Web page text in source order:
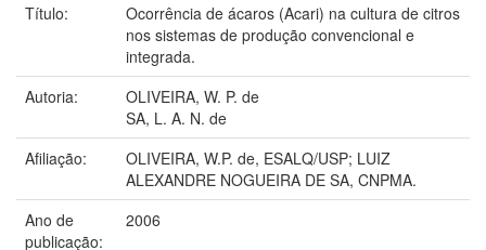
Título:
Ocorrência de ácaros (Acari) na cultura de citros
nos sistemas de produção convencional e
integrada.
Autoria:
OLIVEIRA, W. P. de
SA, L. A. N. de
Afiliação:
OLIVEIRA, W.P. de, ESALQ/USP; LUIZ
ALEXANDRE NOGUEIRA DE SA, CNPMA.
Ano de
publicação:
2006